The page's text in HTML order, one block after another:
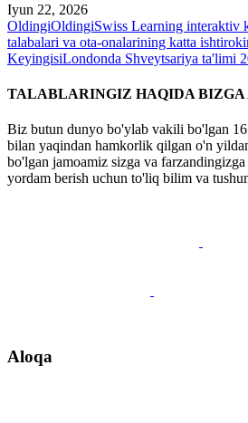
Iyun 22, 2026
OldingiOldingiSwiss Learning interaktiv
talabalari va ota-onalarining katta
KeyingisiLondonda Shveytsariya ta'limi
TALABLARINGIZ HAQIDA BIZGA
Biz butun dunyo bo'ylab vakili bo'lgan
bilan yaqindan hamkorlik qilgan o'n
bo'lgan jamoamiz sizga va
yordam berish uchun to'liq bilim va
Aloqa